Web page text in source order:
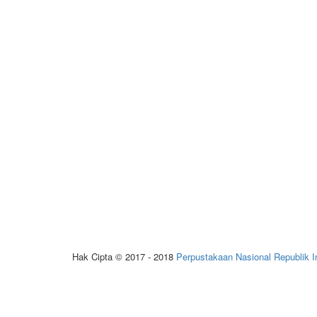
Hak Cipta © 2017 - 2018 Perpustakaan Nasional Republik